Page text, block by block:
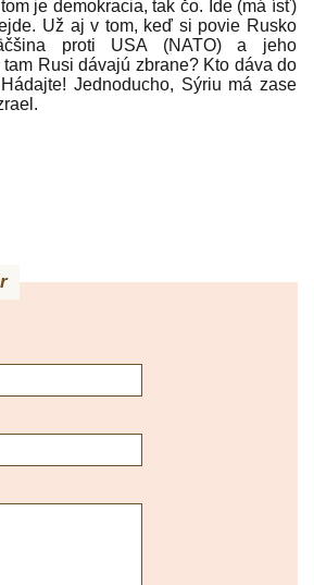
je demokracia, tak čo. Ide (má ísť)
Už aj v tom, keď si povie Rusko
proti USA (NATO) a jeho
Rusi dávajú zbrane? Kto dáva do
Hádajte! Jednoducho, Sýriu má zase